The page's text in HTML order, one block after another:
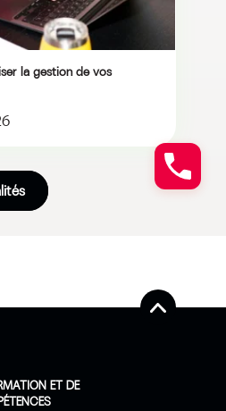
la gestion de vos
ET DE